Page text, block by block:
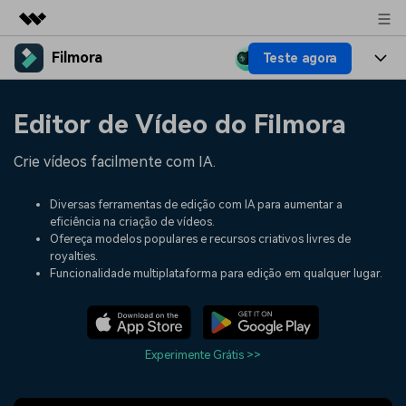
Produtos em destaque
Utilitários
Soluções
Loja
Filmora Teste agora
Recursos criativos
Áudio
Textos
Filmora para
Criar
Recursos
Prompts de Vídeo
Mais de 100 prompts
populares para gerar vídeos
Tendências de Vídeo
Descubra as 10 principais
tendências de marketing de
Histórias de clientes
alcançam sucesso
Preços Entrar
Editor de Vídeo do Filmora
Crie vídeos facilmente com IA.
Diversas ferramentas de edição com IA para aumentar a
eficiência na criação de vídeos.
Ofereça modelos populares e recursos criativos livres de
royalties.
Funcionalidade multiplataforma para edição em qualquer lugar.
Experimente Grátis >>